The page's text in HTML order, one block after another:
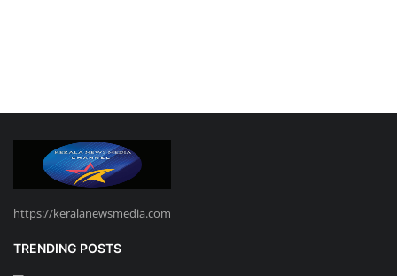
https://keralanewsmedia.com
TRENDING POSTS